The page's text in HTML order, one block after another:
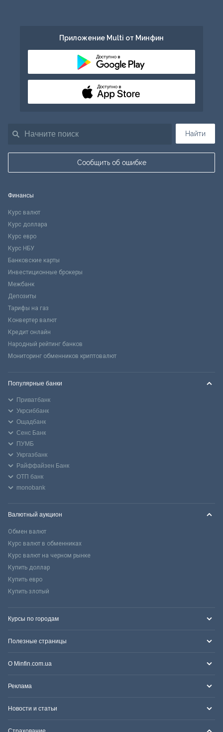
Найти
Сообщить об ошибке
Приложение Multi от Минфин
Доступно в
Доступно в
Финансы
Курс валют
Курс доллара
Курс евро
Курс НБУ
Банковские карты
Инвестиционные брокеры
Межбанк
Депозиты
Тарифы на газ
Конвертер валют
Кредит онлайн
Народный рейтинг банков
Мониторинг обменников криптовалют
Популярные банки
Приватбанк
Укрсиббанк
Ощадбанк
Сенс Банк
ПУМБ
Укргазбанк
Райффайзен Банк
ОТП банк
monobank
Валютный аукцион
Обмен валют
Курс валют в обменниках
Курс валют на черном рынке
Купить доллар
Купить евро
Купить злотый
Курсы по городам
Полезные страницы
О Minfin.com.ua
Реклама
Новости и статьи